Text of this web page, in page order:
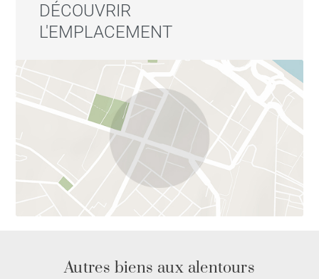
DÉCOUVRIR
L'EMPLACEMENT
Autres biens aux alentours